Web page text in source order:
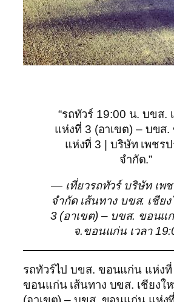
“รถทัวร์ 19:00 น. บขส.
แห่งที่ 3 (อาเขต) – บขส
แห่งที่ 3 | บริษัท เพชรป
จำกัด.”
— เที่ยวรถทัวร์ บริษัท เพช
จำกัด เส้นทาง บขส. เชีย
3 (อาเขต) – บขส. ขอนแ
จ.ขอนแก่น เวลา
รถทัวร์ไป บขส. ขอนแก่น แห่งที่
ขอนแก่น เส้นทาง บขส. เชียงใ